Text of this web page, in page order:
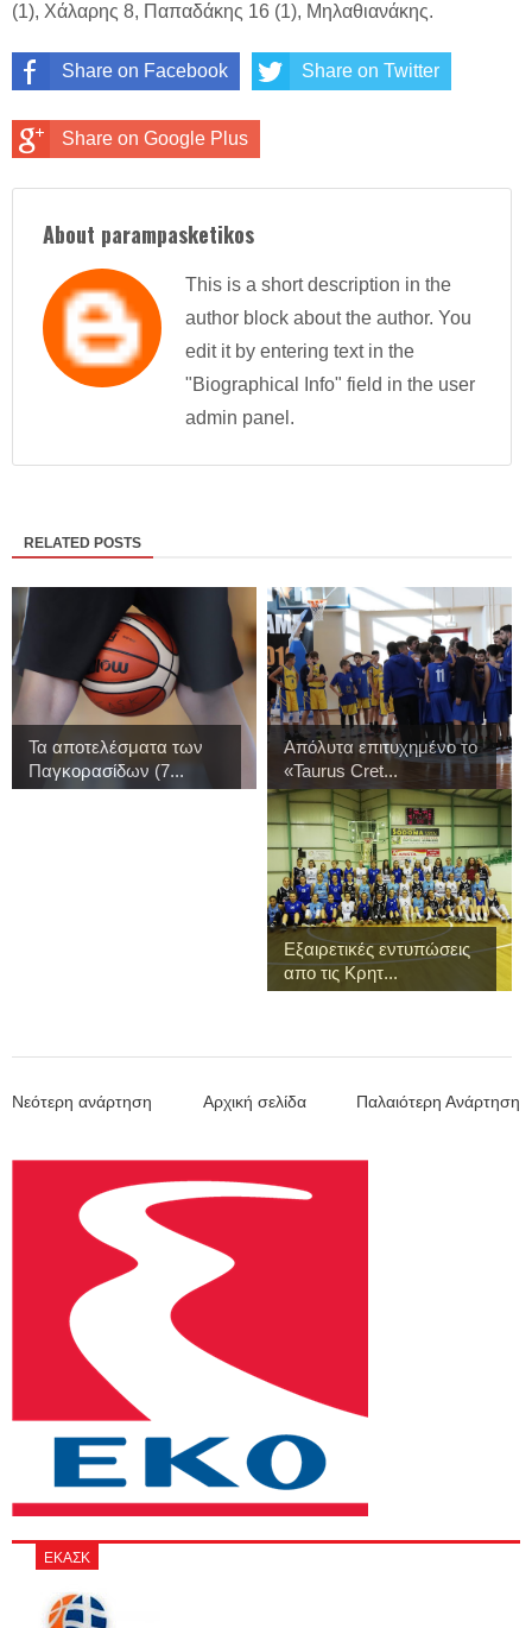
(1), Χάλαρης 8, Παπαδάκης 16 (1), Μηλαθιανάκης.
Share on Facebook Share on Twitter
Share on Google Plus
About parampasketikos
This is a short description in the
author block about the author. You
edit it by entering text in the
"Biographical Info" field in the user
admin panel.
RELATED POSTS
Τα αποτελέσματα των
Παγκορασίδων (7...
Απόλυτα επιτυχημένο το
«Taurus Cret...
Εξαιρετικές εντυπώσεις
απο τις Κρητ...
Νεότερη ανάρτηση Παλαιότερη Ανάρτηση
Αρχική σελίδα
ΕΚΑΣΚ